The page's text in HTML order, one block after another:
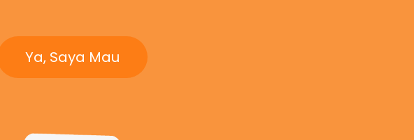
Ya, Saya Mau